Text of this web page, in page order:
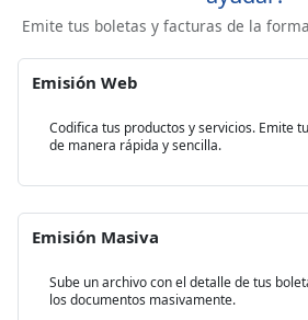
Emite tus boletas y facturas de la
Emisión Web
Codifica tus productos y servicios. Emite
de manera rápida y sencilla.
Emisión Masiva
Sube un archivo con el detalle de tus
los documentos masivamente.